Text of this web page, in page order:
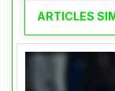
ARTICLES